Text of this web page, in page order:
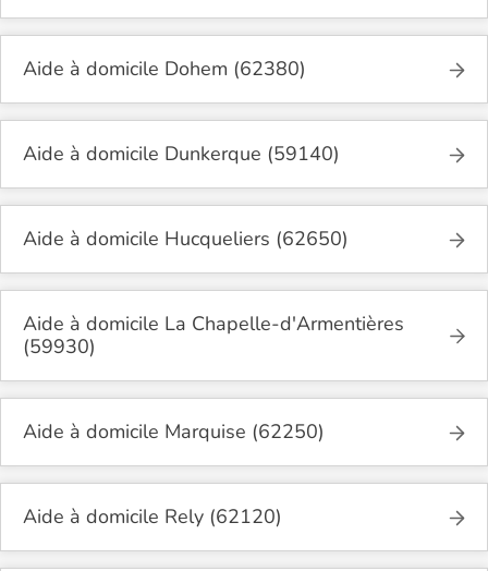
Aide à domicile Dohem (62380)
Aide à domicile Dunkerque (59140)
Aide à domicile Hucqueliers (62650)
Aide à domicile La Chapelle-d'Armentières
(59930)
Aide à domicile Marquise (62250)
Aide à domicile Rely (62120)